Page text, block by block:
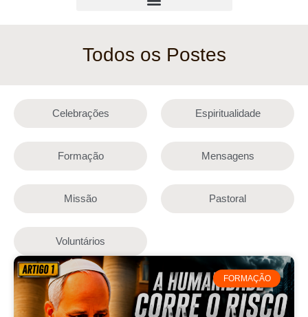
Todos os Postes
Celebrações Espiritualidade
Formação Mensagens
Missão Pastoral
Voluntários
FORMAÇÃO